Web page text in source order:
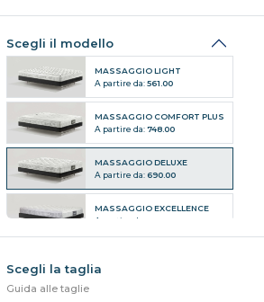
Scegli il modello
MASSAGGIO LIGHT
A partire da:561.00
MASSAGGIO COMFORT PLUS
A partire da:748.00
MASSAGGIO DELUXE
A partire da:690.00
MASSAGGIO EXCELLENCE
A partire da:
Guida alle taglie